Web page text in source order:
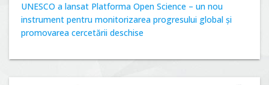
UNESCO a lansat Platforma Open Science – un nou
instrument pentru monitorizarea progresului global și
promovarea cercetării deschise